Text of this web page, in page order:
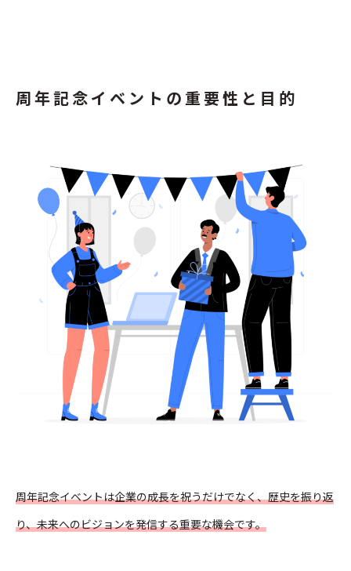
周年記念イベントの重要性と目的
周年記念イベントは企業の成長を祝うだけでなく、歴史を振り返
り、未来へのビジョンを発信する重要な機会です。